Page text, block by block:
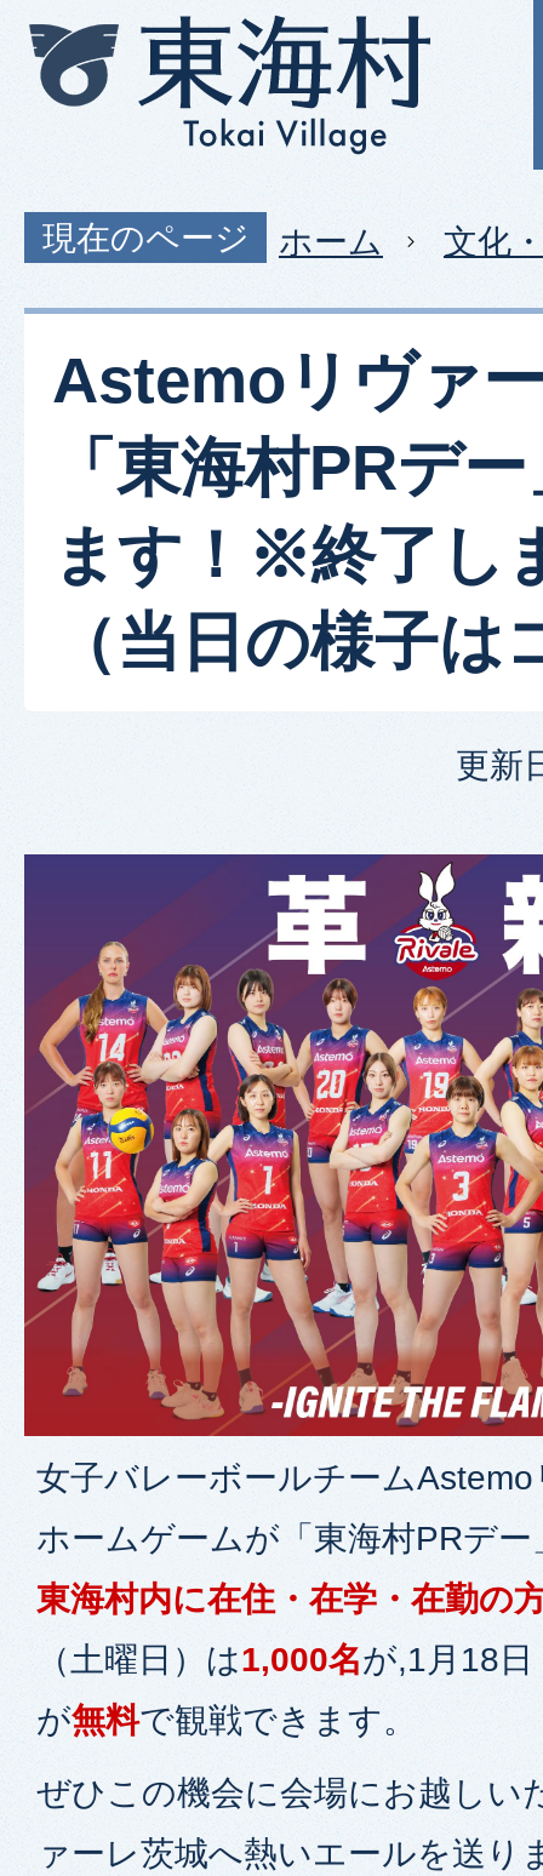
現在のページ ホーム 文化
Astemoリヴァ
「東海村PRデ
ます！※終了し
（当日の様子は
更新
女子バレーボールチーム
ホームゲームが「東海村PRデ
東海村内に在住・在学・在勤の
（土曜日）は1,000名が,1月18
が無料で観戦できます。
ぜひこの機会に会場にお越しい
ァーレ茨城へ熱いエールを送り